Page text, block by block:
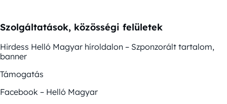
Szolgáltatások, közösségi felületek
Hirdess Helló Magyar híroldalon – Szponzorált tartalom,
banner
Támogatás
Facebook – Helló Magyar